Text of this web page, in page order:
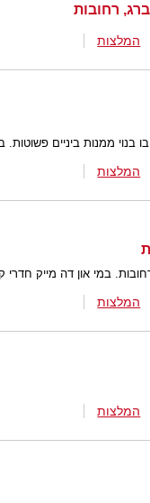
המלצות
ממנות ביניים פשוטות.
המלצות
במי און דה מייק חדרי
המלצות
המלצות